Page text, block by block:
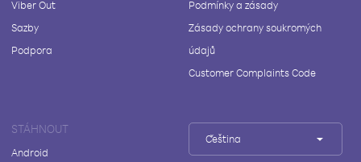
Viber Out
Sazby
Podpora
Podmínky a zásady
Zásady ochrany soukromých
údajů
Customer Complaints Code
STÁHNOUT
Android
Čeština